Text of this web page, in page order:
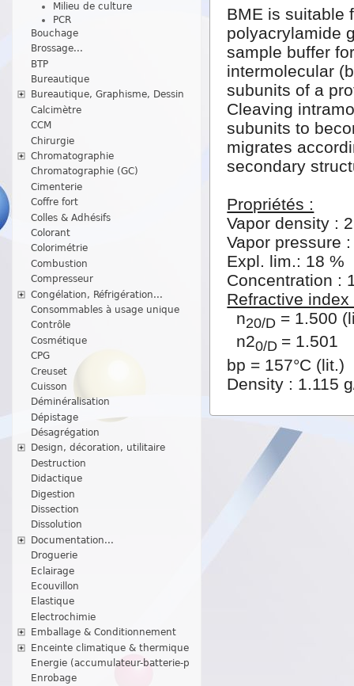
Milieu de culture
PCR
Bouchage
Brossage...
BTP
Bureautique
Bureautique, Graphisme, Dessin
Calcimètre
CCM
Chirurgie
Chromatographie
Chromatographie (GC)
Cimenterie
Coffre fort
Colles & Adhésifs
Colorant
Colorimétrie
Combustion
Compresseur
Congélation, Réfrigération...
Consommables à usage unique
Contrôle
Cosmétique
CPG
Creuset
Cuisson
Déminéralisation
Dépistage
Désagrégation
Design, décoration, utilitaire
Destruction
Didactique
Digestion
Dissection
Dissolution
Documentation...
Droguerie
Eclairage
Ecouvillon
Elastique
Electrochimie
Emballage & Conditionnement
Enceinte climatique & thermique
Energie (accumulateur-batterie-p
Enrobage
BME is suitable
polyacrylamide
sample buffer
intermolecular
subunits of a
Cleaving
subunits to
migrates
secondary
Propriétés :
Vapor density :
Vapor pressure
Expl. lim.: 18 %
Concentration :
Refractive index
n20/D = 1.500
n20/D = 1.501
bp = 157°C (lit.)
Density : 1.115